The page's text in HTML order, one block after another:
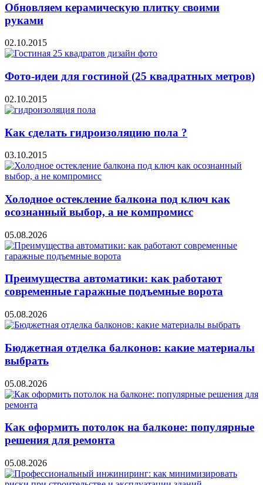
Обновляем керамическую плитку своими
руками
02.10.2015
Фото-идеи для гостиной (25 квадратных метров)
02.10.2015
Как сделать гидроизоляцию пола ?
03.10.2015
Холодное остекление балкона под ключ как
осознанный выбор, а не компромисс
05.08.2026
Преимущества автоматики: как работают
современные гаражные подъемные ворота
05.08.2026
Бюджетная отделка балконов: какие материалы
выбрать
05.08.2026
Как оформить потолок на балконе: популярные
решения для ремонта
05.08.2026